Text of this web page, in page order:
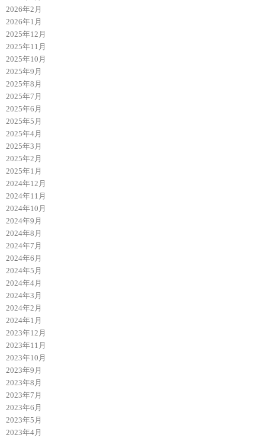
2026年2月
2026年1月
2025年12月
2025年11月
2025年10月
2025年9月
2025年8月
2025年7月
2025年6月
2025年5月
2025年4月
2025年3月
2025年2月
2025年1月
2024年12月
2024年11月
2024年10月
2024年9月
2024年8月
2024年7月
2024年6月
2024年5月
2024年4月
2024年3月
2024年2月
2024年1月
2023年12月
2023年11月
2023年10月
2023年9月
2023年8月
2023年7月
2023年6月
2023年5月
2023年4月